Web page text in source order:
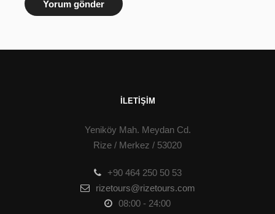
İLETIŞIM
Yeniköy Mah. Meydan Cd.
Rize / Merkez / 53020
+90 464 250 50 53
rizetours@rizetours.com
08:00 - 24:00